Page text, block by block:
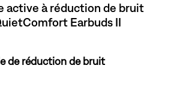
active à réduction de bruit
Earbuds II
de réduction de bruit